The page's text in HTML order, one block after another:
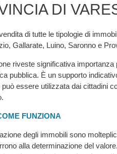
DI
di tutte le tipologie di
Gallarate, Luino, Saronno e
riveste significativa importanza
pubblica. È un supporto
può essere utilizzata dai cittadini
FUNZIONA
degli immobili sono
alla determinazione del valore.